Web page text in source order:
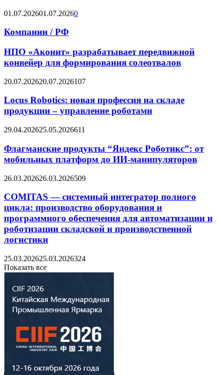
01.07.202601.07.20260
Компании / РФ
НПО «Аконит» разрабатывает передвижной
конвейер для формирования солеотвалов
20.07.202620.07.2026107
Locus Robotics: новая профессия на складе
продукции – управление роботами
29.04.202625.05.2026611
Флагманские продукты “Яндекс Роботикс”: от
мобильных платформ до ИИ-манипуляторов
26.03.202626.03.2026509
COMITAS — системный интегратор полного
цикла: производство оборудования и
программного обеспечения для автоматизации и
роботизации складской и производственной
логистики
25.03.202625.03.2026324
Показать все